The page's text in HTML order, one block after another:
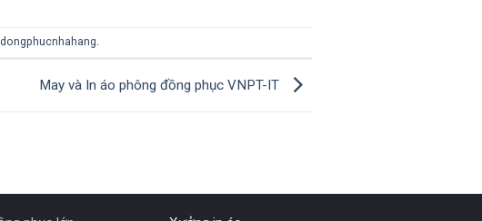
May và In áo phông đồng phục VNPT-IT